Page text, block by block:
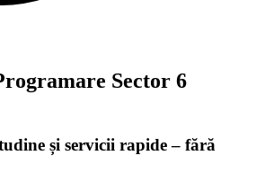
Sector 6
și servicii rapide – fără